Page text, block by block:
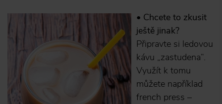
• Chcete to zkusit
ještě jinak?
Připravte si ledovou
kávu „zastudena“.
Využít k tomu
můžete například
french press –